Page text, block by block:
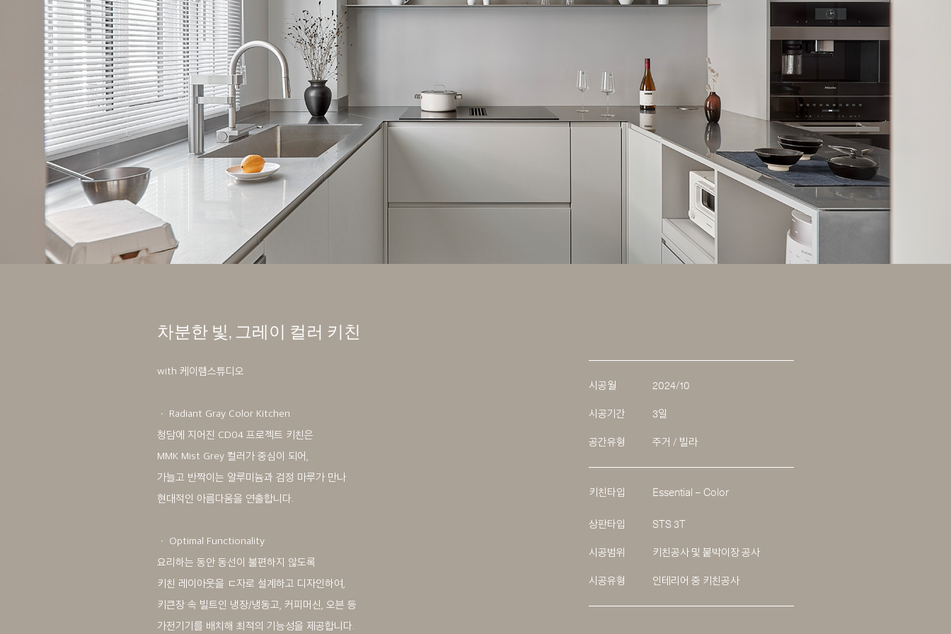
차분한 빛, 그레이 컬러 키친
with 케이램스튜디오
ㆍ Radiant Gray Color Kitchen
청담에 지어진 CD04 프로젝트 키친은
MMK Mist Grey 컬러가 중심이 되어,
가늘고 반짝이는 알루미늄과 검정 마루가 만나
현대적인 아름다움을 연출합니다.
ㆍ Optimal Functionality
요리하는 동안 동선이 불편하지 않도록
키친 레이아웃을 ㄷ자로 설계하고 디자인하여,
키큰장 속 빌트인 냉장/냉동고, 커피머신, 오븐 등
가전기기를 배치해 최적의 기능성을 제공합니다.
시공월 2024/10
시공기간 3일
공간유형 주거 / 빌라
키친타입 Essential – Color
상판타입 STS 3T
시공범위 키친공사 및 붙박이장 공사
시공유형 인테리어 중 키친공사